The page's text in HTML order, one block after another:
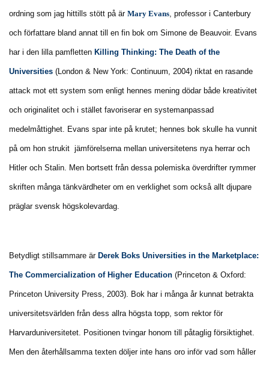
ordning som jag hittills stött på är Mary Evans, professor i Canterbury
och författare bland annat till en fin bok om Simone de Beauvoir. Evans
har i den lilla pamfletten Killing Thinking: The Death of the
Universities (London & New York: Continuum, 2004) riktat en rasande
attack mot ett system som enligt hennes mening dödar både kreativitet
och originalitet och i stället favoriserar en systemanpassad
medelmåttighet. Evans spar inte på krutet; hennes bok skulle ha vunnit
på om hon strukit jämförelserna mellan universitetens nya herrar och
Hitler och Stalin. Men bortsett från dessa polemiska överdrifter rymmer
skriften många tänkvärdheter om en verklighet som också allt djupare
präglar svensk högskolevardag.
Betydligt stillsammare är Derek Boks Universities in the Marketplace:
The Commercialization of Higher Education(Princeton & Oxford:
Princeton University Press, 2003). Bok har i många år kunnat betrakta
universitetsvärlden från dess allra högsta topp, som rektor för
Harvarduniversitetet. Positionen tvingar honom till påtaglig försiktighet.
Men den återhållsamma texten döljer inte hans oro inför vad som håller